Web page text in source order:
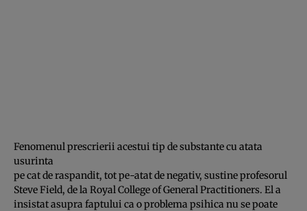
Fenomenul prescrierii acestui tip de substante cu atata
usurinta
pe cat de raspandit, tot pe-atat de negativ, sustine profesorul
Steve Field, de la Royal College of General Practitioners. El a
insistat asupra faptului ca o problema psihica nu se poate